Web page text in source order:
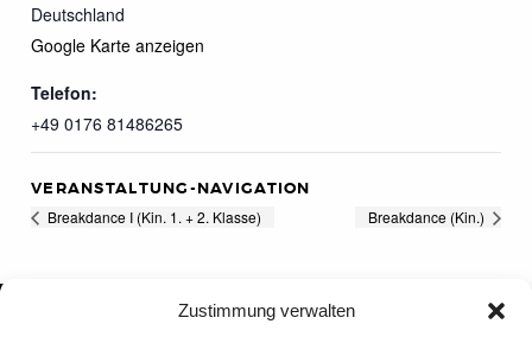
Zustimmung verwalten
Deutschland
Google Karte anzeigen
Telefon:
+49 0176 81486265
VERANSTALTUNG-NAVIGATION
Breakdance I (Kin. 1. + 2. Klasse) Breakdance (Kin.)